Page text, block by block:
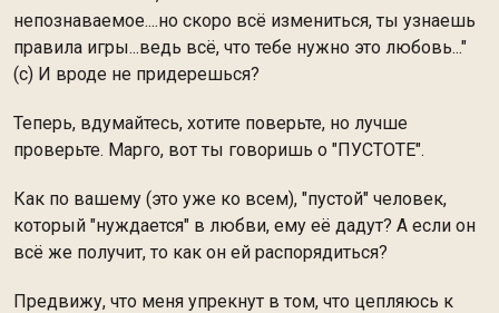
непознаваемое....но скоро всё измениться, ты узнаешь
правила игры...ведь всё, что тебе нужно это любовь..."
(с) И вроде не придерешься?
Теперь, вдумайтесь, хотите поверьте, но лучше
проверьте. Марго, вот ты говоришь о "ПУСТОТЕ".
Как по вашему (это уже ко всем), "пустой" человек,
который "нуждается" в любви, ему её дадут? А если он
всё же получит, то как он ей распорядиться?
Предвижу, что меня упрекнут в том, что цепляюсь к